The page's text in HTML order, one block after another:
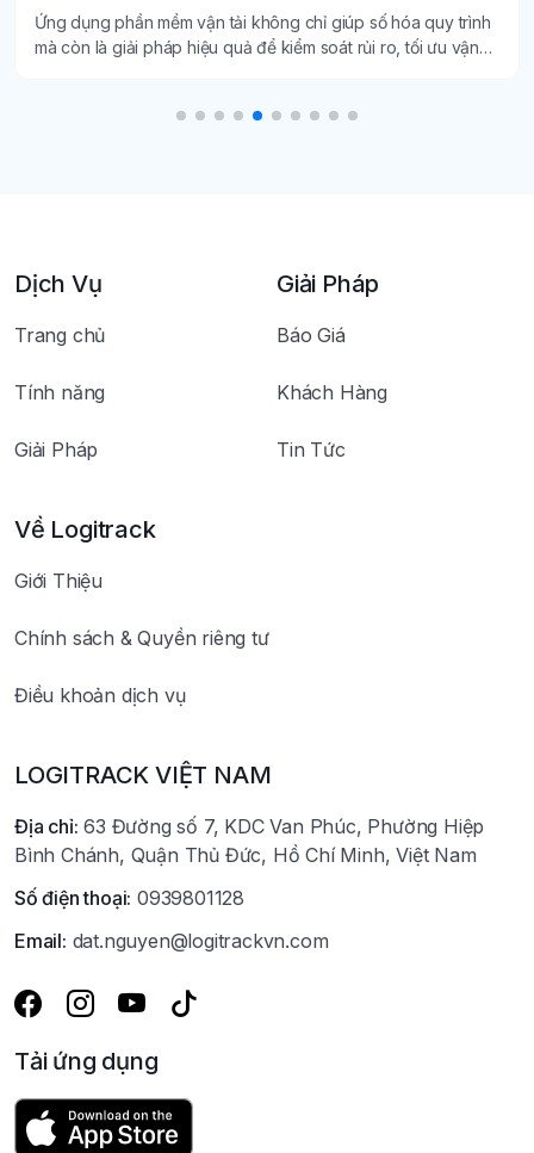
Ngày càng nhiều doanh nghiệp lựa chọn phần mềm vận tải
để theo dõi, phân tích và tối ưu toàn bộ chi phí vận hành một
Dịch Vụ
Trang chủ
Tính năng
Giải Pháp
Giải Pháp
Báo Giá
Khách Hàng
Tin Tức
Về Logitrack
Giới Thiệu
Chính sách & Quyền riêng tư
Điều khoản dịch vụ
LOGITRACK VIỆT NAM
Địa chỉ: 63 Đường số 7, KDC Van Phúc, Phường Hiệp
Bình Chánh, Quận Thủ Đức, Hồ Chí Minh, Việt Nam
Số điện thoại: 0939801128
Email: dat.nguyen@logitrackvn.com
Tải ứng dụng